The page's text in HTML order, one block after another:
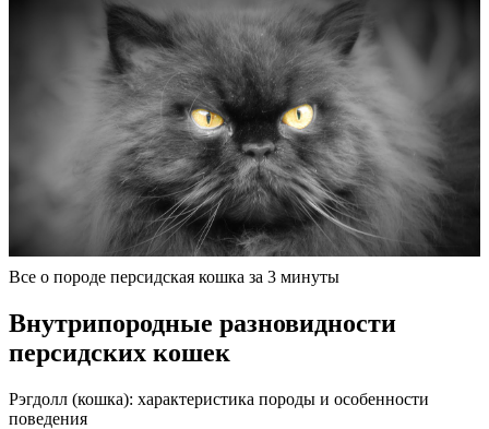
Все о породе персидская кошка за 3 минуты
Внутрипородные разновидности
персидских кошек
Рэгдолл (кошка): характеристика породы и особенности
поведения